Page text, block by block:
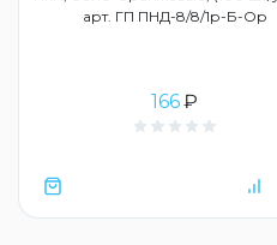
арт. ГП ПНД-8/8/1р-Б-Ор
166₽